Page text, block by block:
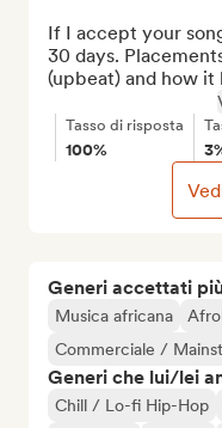
Generi accettati
Musica africana
Commerciale /
Generi che lui/lei
Chill / Lo-fi Hip-Hop
If I accept your
30 days.
(upbeat) and how
Tasso di risposta
100%